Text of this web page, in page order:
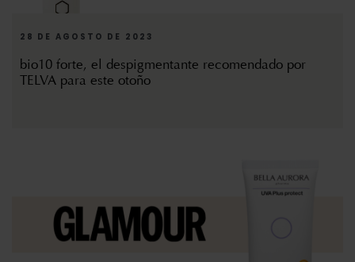
28 DE AGOSTO DE 2023
bio10 forte, el despigmentante recomendado por
TELVA para este otoño